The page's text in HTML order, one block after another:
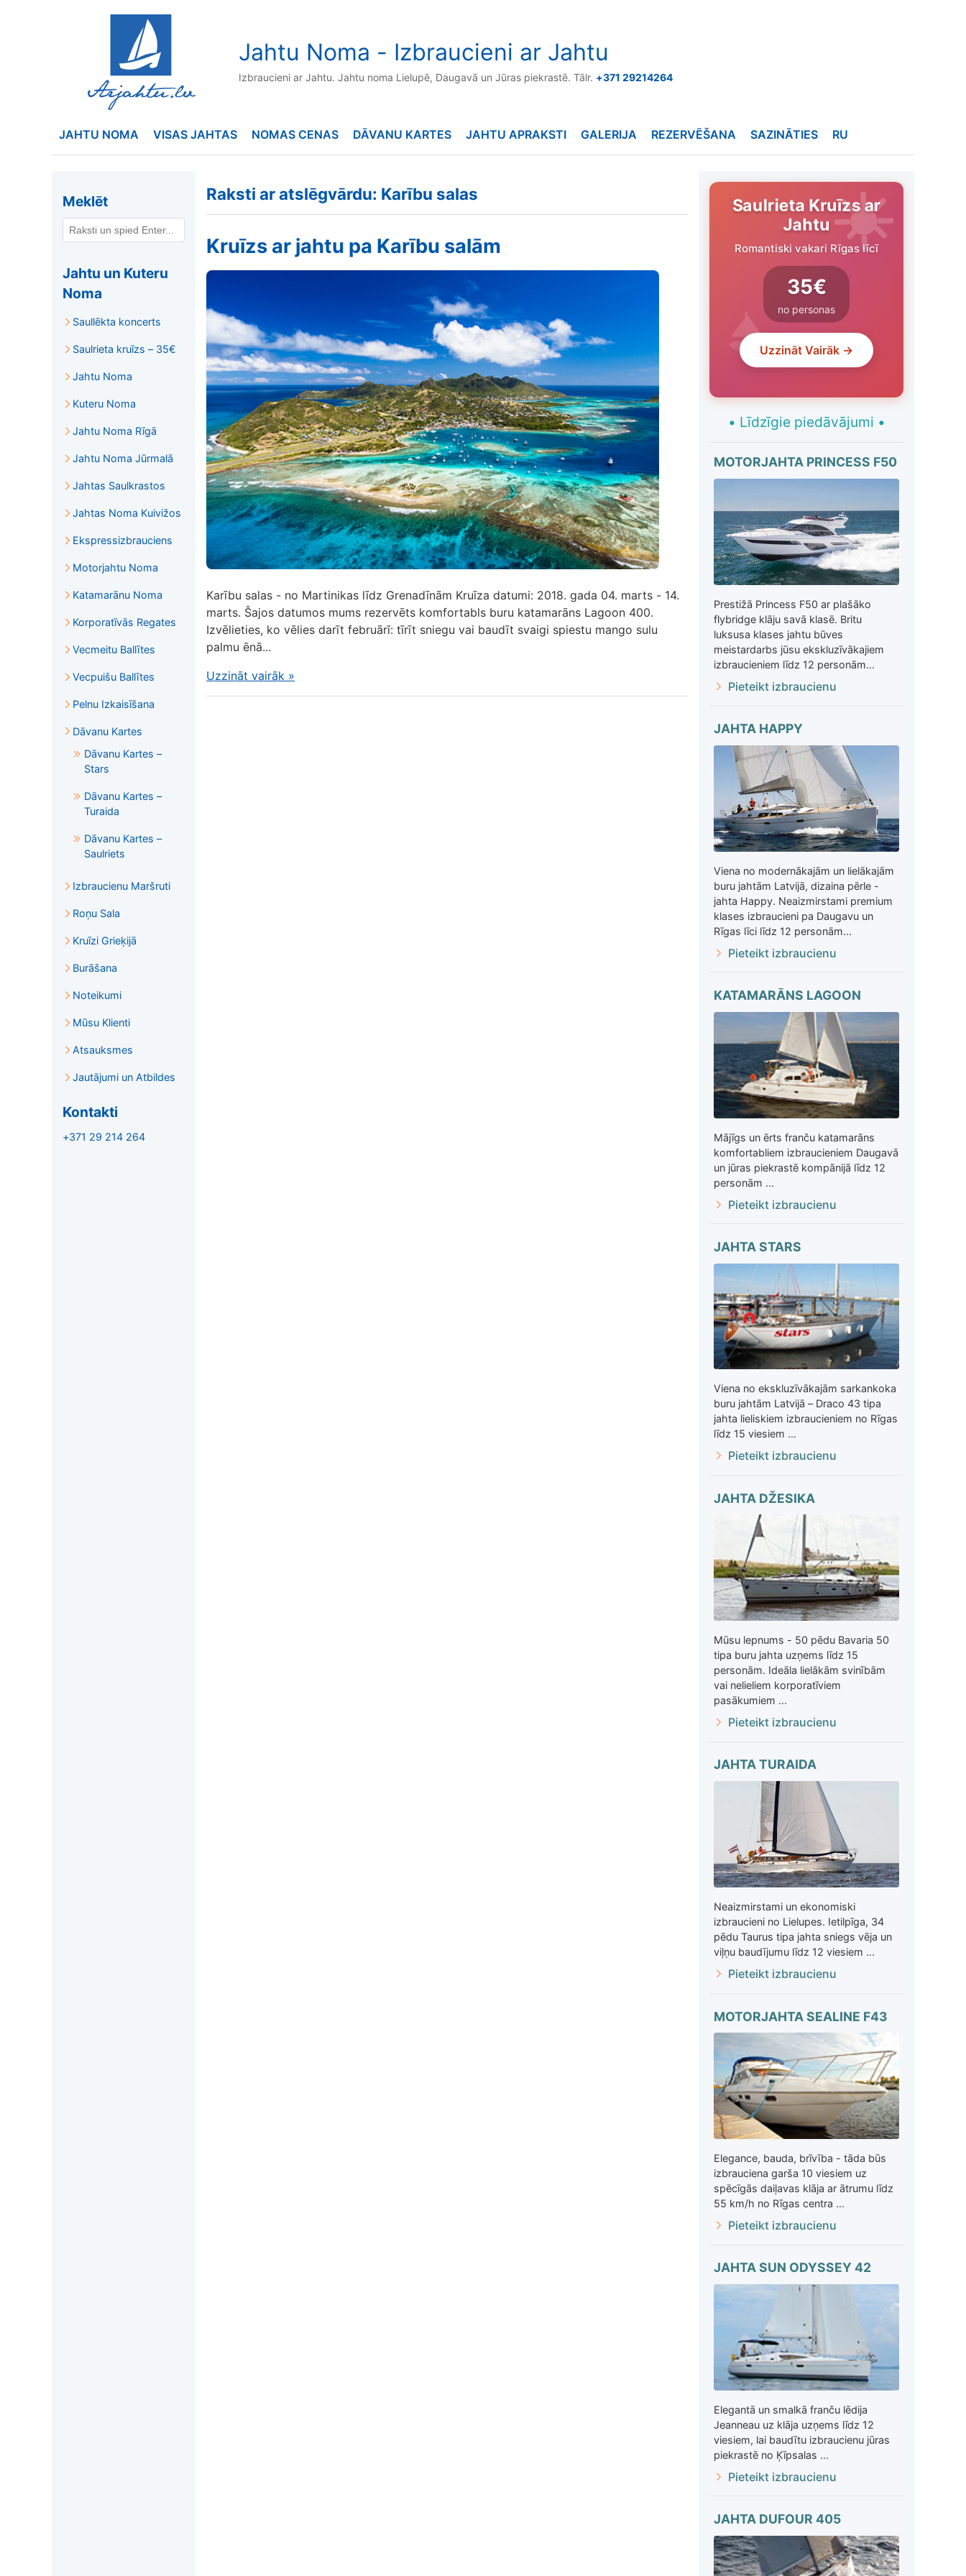
Jahtu Noma - Izbraucieni ar Jahtu
Izbraucieni ar Jahtu. Jahtu noma Lielupē, Daugavā un Jūras piekrastē. Tālr. +371 29214264
JAHTU NOMA VISAS JAHTAS NOMAS CENAS DĀVANU KARTES JAHTU APRAKSTI GALERIJA REZERVĒŠANA SAZINĀTIES RU
Meklēt
Jahtu un Kuteru
Noma
Saullēkta koncerts
Saulrieta kruīzs – 35€
Jahtu Noma
Kuteru Noma
Jahtu Noma Rīgā
Jahtu Noma Jūrmalā
Jahtas Saulkrastos
Jahtas Noma Kuivižos
Ekspressizbrauciens
Motorjahtu Noma
Katamarānu Noma
Korporatīvās Regates
Vecmeitu Ballītes
Vecpuišu Ballītes
Pelnu Izkaisīšana
Dāvanu Kartes
Dāvanu Kartes –
Stars
Dāvanu Kartes –
Turaida
Dāvanu Kartes –
Saulriets
Izbraucienu Maršruti
Roņu Sala
Kruīzi Grieķijā
Burāšana
Noteikumi
Mūsu Klienti
Atsauksmes
Jautājumi un Atbildes
Kontakti
+371 29 214 264
Raksti ar atslēgvārdu: Karību salas
Kruīzs ar jahtu pa Karību salām
Karību salas - no Martinikas līdz Grenadīnām Kruīza datumi: 2018. gada 04. marts - 14.
marts. Šajos datumos mums rezervēts komfortabls buru katamarāns Lagoon 400.
Izvēlieties, ko vēlies darīt februārī: tīrīt sniegu vai baudīt svaigi spiestu mango sulu
palmu ēnā...
Uzzināt vairāk »
Saulrieta Kruīzs ar
Jahtu
Romantiski vakari Rīgas līcī
35€
no personas
Uzzināt Vairāk →
• Līdzīgie piedāvājumi •
MOTORJAHTA PRINCESS F50
Prestižā Princess F50 ar plašāko
flybridge klāju savā klasē. Britu
luksusa klases jahtu būves
meistardarbs jūsu ekskluzīvākajiem
izbraucieniem līdz 12 personām...
Pieteikt izbraucienu
JAHTA HAPPY
Viena no modernākajām un lielākajām
buru jahtām Latvijā, dizaina pērle -
jahta Happy. Neaizmirstami premium
klases izbraucieni pa Daugavu un
Rīgas līci līdz 12 personām...
Pieteikt izbraucienu
KATAMARĀNS LAGOON
Mājīgs un ērts franču katamarāns
komfortabliem izbraucieniem Daugavā
un jūras piekrastē kompānijā līdz 12
personām ...
Pieteikt izbraucienu
JAHTA STARS
Viena no ekskluzīvākajām sarkankoka
buru jahtām Latvijā – Draco 43 tipa
jahta lieliskiem izbraucieniem no Rīgas
līdz 15 viesiem ...
Pieteikt izbraucienu
JAHTA DŽESIKA
Mūsu lepnums - 50 pēdu Bavaria 50
tipa buru jahta uzņems līdz 15
personām. Ideāla lielākām svinībām
vai nelieliem korporatīviem
pasākumiem ...
Pieteikt izbraucienu
JAHTA TURAIDA
Neaizmirstami un ekonomiski
izbraucieni no Lielupes. Ietilpīga, 34
pēdu Taurus tipa jahta sniegs vēja un
viļņu baudījumu līdz 12 viesiem ...
Pieteikt izbraucienu
MOTORJAHTA SEALINE F43
Elegance, bauda, brīvība - tāda būs
izbrauciena garša 10 viesiem uz
spēcīgās daiļavas klāja ar ātrumu līdz
55 km/h no Rīgas centra ...
Pieteikt izbraucienu
JAHTA SUN ODYSSEY 42
Elegantā un smalkā franču lēdija
Jeanneau uz klāja uzņems līdz 12
viesiem, lai baudītu izbraucienu jūras
piekrastē no Ķīpsalas ...
Pieteikt izbraucienu
JAHTA DUFOUR 405